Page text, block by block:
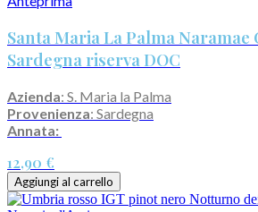
Santa Maria La Palma
Sardegna riserva DOC
Azienda: S. Maria la Palma
Provenienza: Sardegna
Annata:
12,90 €
Aggiungi al carrello